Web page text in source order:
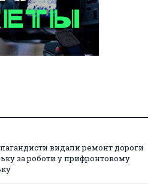
видали ремонт дороги
за роботи у прифронтовому